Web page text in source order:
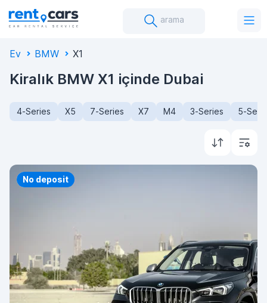
arama
Ev BMW X1
Kiralık BMW X1 içinde Dubai
4-Series X5 7-Series X7 M4 3-Series 5-
Priority
No deposit